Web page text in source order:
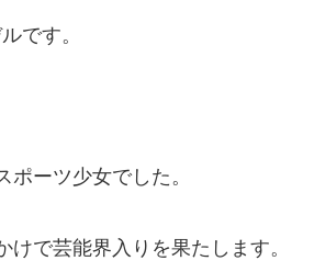
です。
ーツ少女でした。
で芸能界入りを果たします。